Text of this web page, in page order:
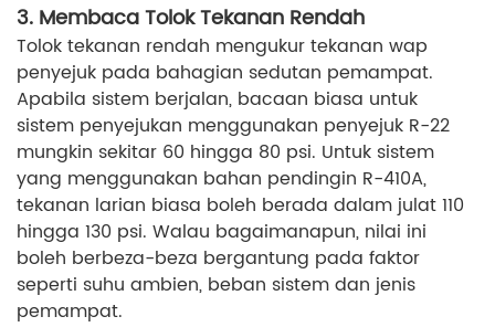
3. Membaca Tolok Tekanan Rendah
Tolok tekanan rendah mengukur tekanan wap
penyejuk pada bahagian sedutan pemampat.
Apabila sistem berjalan, bacaan biasa untuk
sistem penyejukan menggunakan penyejuk R-22
mungkin sekitar 60 hingga 80 psi. Untuk sistem
yang menggunakan bahan pendingin R-410A,
tekanan larian biasa boleh berada dalam julat 110
hingga 130 psi. Walau bagaimanapun, nilai ini
boleh berbeza-beza bergantung pada faktor
seperti suhu ambien, beban sistem dan jenis
pemampat.